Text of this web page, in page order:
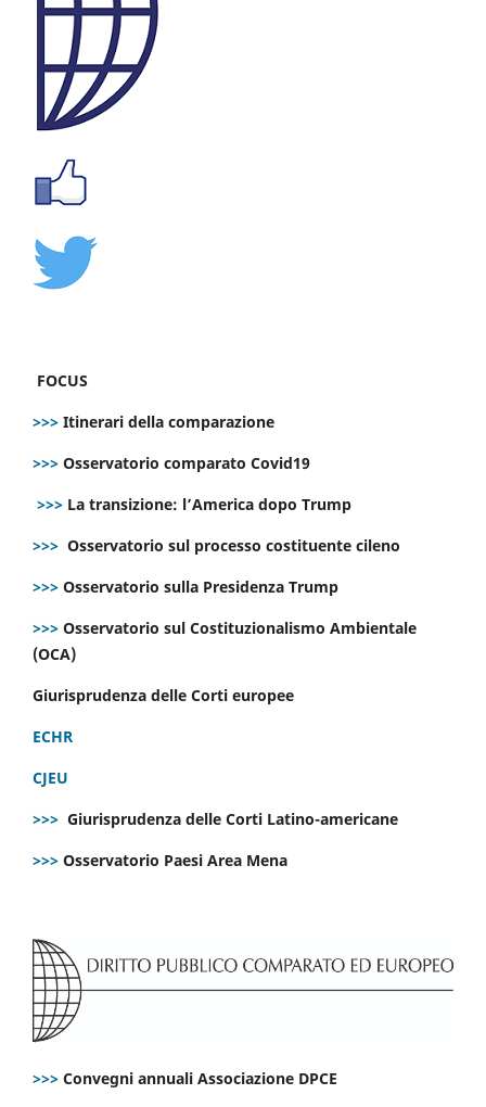
FOCUS
>>> Itinerari della comparazione
>>> Osservatorio comparato Covid19
>>> La transizione: l’America dopo Trump
>>> Osservatorio sul processo costituente cileno
>>> Osservatorio sulla Presidenza Trump
>>> Osservatorio sul Costituzionalismo Ambientale
(OCA)
Giurisprudenza delle Corti europee
ECHR
CJEU
>>> Giurisprudenza delle Corti Latino-americane
>>> Osservatorio Paesi Area Mena
>>> Convegni annuali Associazione DPCE